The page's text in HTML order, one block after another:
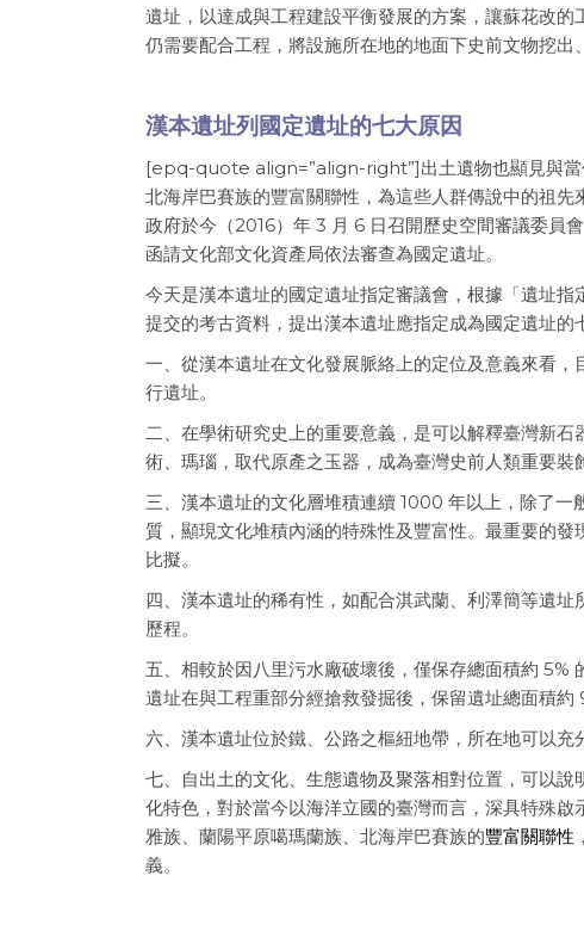
遺址，以達成與工程建設平衡發展的方案，讓蘇花改
仍需要配合工程，將設施所在地的地面下史前文物挖出
漢本遺址列國定遺址的七大原因
[epq-quote align=”align-right”]出土遺物也顯見與當
北海岸巴賽族的豐富關聯性，為這些人群傳說中的祖
政府於今（2016）年 3 月 6 日召開歷史空間審議委員
函請文化部文化資產局依法審查為國定遺址。
今天是漢本遺址的國定遺址指定審議會，根據「遺址
提交的考古資料，提出漢本遺址應指定成為國定遺址的
一、從漢本遺址在文化發展脈絡上的定位及意義來看
行遺址。
二、在學術研究史上的重要意義，是可以解釋臺灣新
術、瑪瑙，取代原產之玉器，成為臺灣史前人類重要裝
三、漢本遺址的文化層堆積連續 1000 年以上，除了
質，顯現文化堆積內涵的特殊性及豐富性。最重要的
比擬。
四、漢本遺址的稀有性，如配合淇武蘭、利澤簡等遺
歷程。
五、相較於因八里污水廠破壞後，僅保存總面積約 5%
遺址在與工程重部分經搶救發掘後，保留遺址總面積約
六、漢本遺址位於鐵、公路之樞紐地帶，所在地可以充
七、自出土的文化、生態遺物及聚落相對位置，可以
化特色，對於當今以海洋立國的臺灣而言，深具特殊
雅族、蘭陽平原噶瑪蘭族、北海岸巴賽族的豐富關聯性
義。